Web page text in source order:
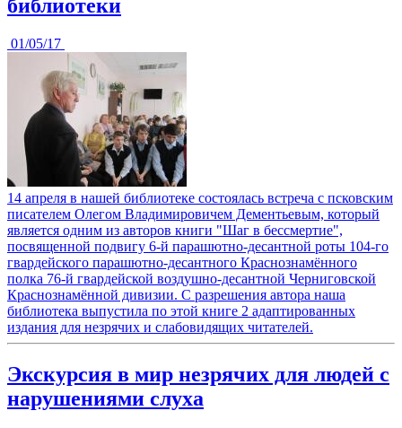
библиотеки
01/05/17
14 апреля в нашей библиотеке состоялась встреча с псковским
писателем Олегом Владимировичем Дементьевым, который
является одним из авторов книги "Шаг в бессмертие",
посвященной подвигу 6-й парашютно-десантной роты 104-го
гвардейского парашютно-десантного Краснознамённого
полка 76-й гвардейской воздушно-десантной Черниговской
Краснознамённой дивизии. С разрешения автора наша
библиотека выпустила по этой книге 2 адаптированных
издания для незрячих и слабовидящих читателей.
Экскурсия в мир незрячих для людей с
нарушениями слуха